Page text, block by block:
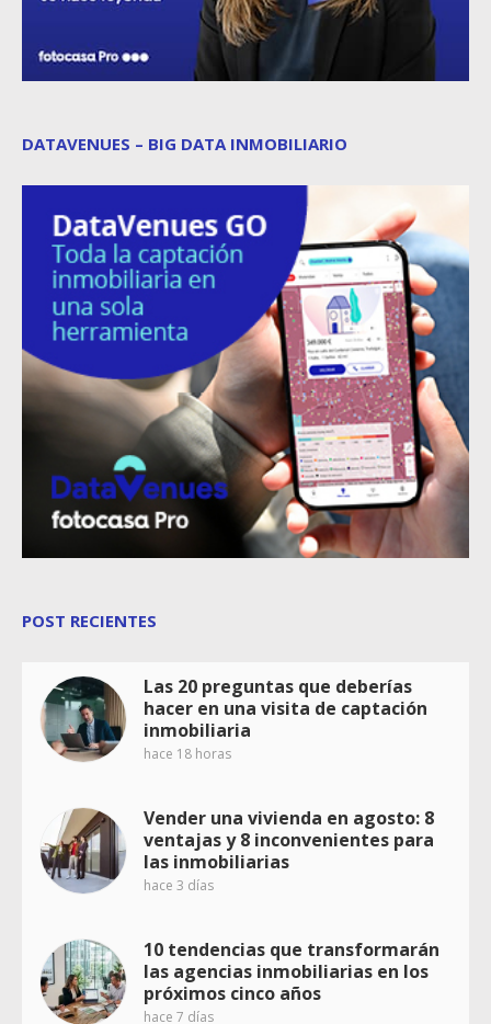
DATAVENUES – BIG DATA INMOBILIARIO
POST RECIENTES
Las 20 preguntas que deberías
hacer en una visita de captación
inmobiliaria
hace 18 horas
Vender una vivienda en agosto: 8
ventajas y 8 inconvenientes para
las inmobiliarias
hace 3 días
10 tendencias que transformarán
las agencias inmobiliarias en los
próximos cinco años
hace 7 días